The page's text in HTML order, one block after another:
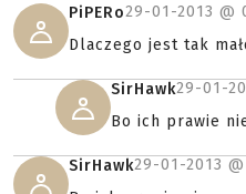
PiPERo29-01-2013 @
Dlaczego jest tak
SirHawk29-01-
Bo ich prawie
SirHawk29-01-2013 @